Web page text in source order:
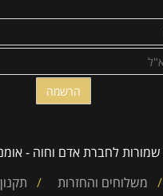
שמורות לחברת אדם וחוה -
/ משלוחים והחזרות / תקנון